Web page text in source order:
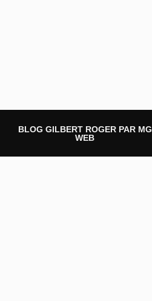
BLOG GILBERT ROGER PAR MG
WEB